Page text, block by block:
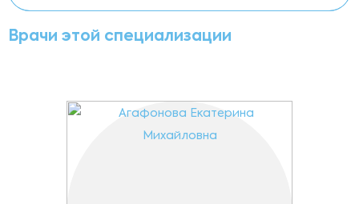
Врачи этой специализации